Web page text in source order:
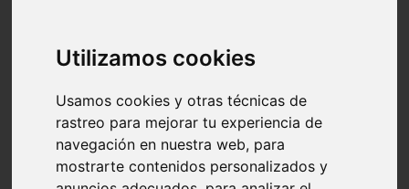
Utilizamos cookies
Usamos cookies y otras técnicas de
rastreo para mejorar tu experiencia de
navegación en nuestra web, para
mostrarte contenidos personalizados y
aretha franklin
ariana grande
ashe
ava max